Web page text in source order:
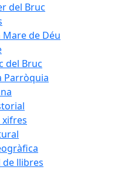
del Bruc
Mare de Déu
del Bruc
Parròquia
xifres
de llibres